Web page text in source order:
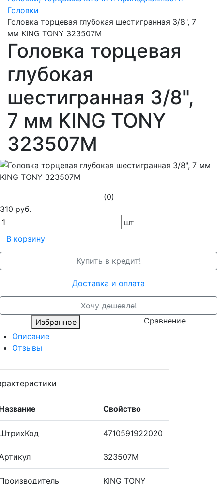
Головки
Головка торцевая глубокая шестигранная 3/8", 7
мм KING TONY 323507M
Головка торцевая
глубокая
шестигранная 3/8",
7 мм KING TONY
323507M
(0)
310 руб.
шт
В корзину
Купить в кредит!
Доставка и оплата
Хочу дешевле!
Избранное
Сравнение
Описание
Отзывы
Свойство
4710591922020
323507M
KING TONY